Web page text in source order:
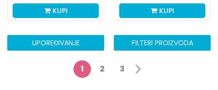
KUPI KUPI
UPOREĐIVANJE FILTERI PROIZVODA
1 2 3